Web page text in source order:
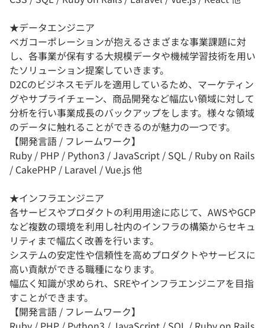
★データエンジニア
ベガコーポレーションが抱えるさまざまな事業課題に対
し、各事業が保有する大規模データや機械学習技術を用い
たソリューション提案していきます。
D2Cのビジネスモデルを適用しているため、マーケティン
グやサプライチェーン、商品開発など幅広い領域に対して
分析を行い事業成長のバックアップをします。様々な領域
のデータに触れることができるのが魅力の一つです。
【開発言語 / フレームワーク】
Ruby / PHP / Python3 / JavaScript / SQL / Ruby on Rails
/ CakePHP / Laravel / Vue.js 他
★インフラエンジニア
各サービスやプロダクトの利用用途に応じて、AWSやGCP
など複数の環境を利用し社内のインフラの構築からセキュ
リティまで幅広く改善を行います。
システムの安定性や信頼性を高めプロダクトやサービスに
高い貢献ができる職種になります。
幅広く知識が求められ、SREやインフラエンジニアを目指
すことができます。
【開発言語 / フレームワーク】